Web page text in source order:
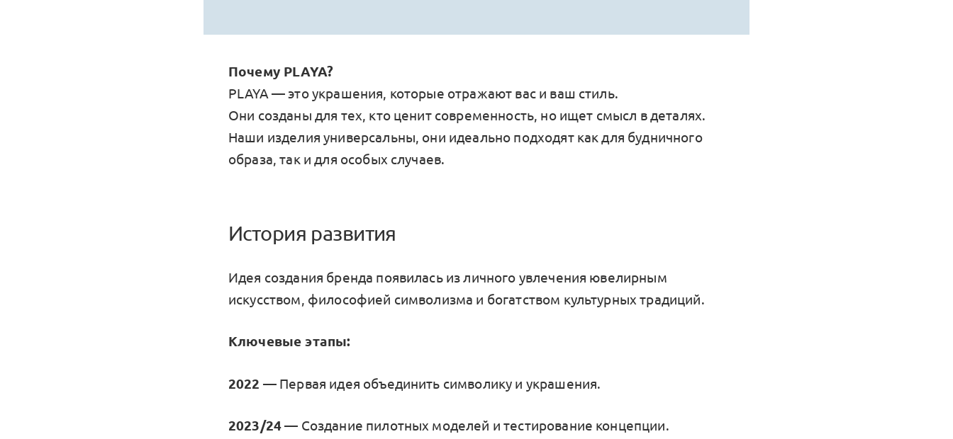
Почему PLAYA?
PLAYA — это украшения, которые отражают вас и ваш стиль.
Они созданы для тех, кто ценит современность, но ищет смысл в деталях.
Наши изделия универсальны, они идеально подходят как для будничного
образа, так и для особых случаев.
История развития
Идея создания бренда появилась из личного увлечения ювелирным
искусством, философией символизма и богатством культурных традиций.
Ключевые этапы:
2022 — Первая идея объединить символику и украшения.
2023/24— Создание пилотных моделей и тестирование концепции.